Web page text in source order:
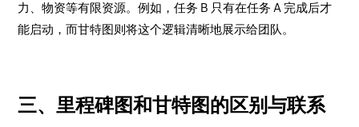
力、物资等有限资源。例如，任务 B 只有在任务 A 完成后才
能启动，而甘特图则将这个逻辑清晰地展示给团队。
三、里程碑图和甘特图的区别与联系